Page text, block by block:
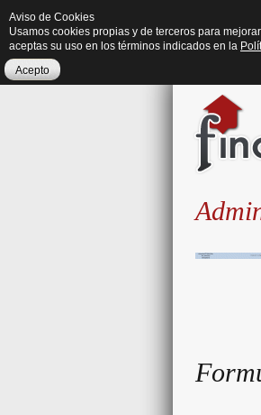
Aviso de Cookies
Usamos cookies propias y de terceros para
aceptas su uso en los términos indicados en la
Acepto